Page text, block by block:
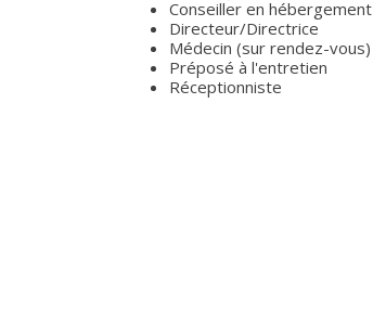
Conseiller en hébergement
Directeur/Directrice
Médecin (sur rendez-vous)
Préposé à l'entretien
Réceptionniste